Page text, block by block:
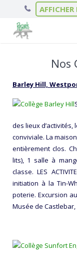
Le projet
Séjours
Scolarité en
Séjours
Séjours ski
Colonies de
Infos pratiques
Nos
Le Château de
Chalets en
Nos Collèges
Nos garanties
Actualités
Contact
Nos
Barley Hill,
des lieux
conviviale. La
entièrement clos.
lits), 1 salle à
classe. LES
initiation à la Tin-
poterie. Excursion
Musée de Castlebar,